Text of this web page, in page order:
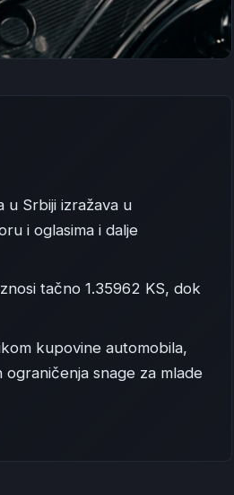
u Srbiji izražava u
i oglasima i dalje
tačno 1.35962 KS, dok
kupovine automobila,
snage za mlade